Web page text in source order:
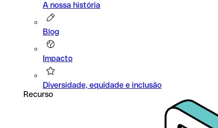
A nossa história
Blog
Impacto
Diversidade, equidade e inclusão
Recurso